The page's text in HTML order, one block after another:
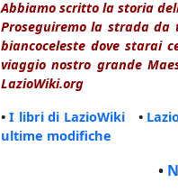
Abbiamo scritto la storia
Proseguiremo la strada
biancoceleste dove starai
viaggio nostro grande
LazioWiki.org
•I libri di LazioWiki•
ultime modifiche
•